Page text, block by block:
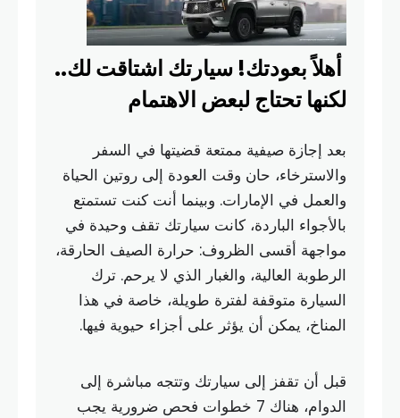
أهلاً بعودتك! سيارتك اشتاقت لك..
لكنها تحتاج لبعض الاهتمام
بعد إجازة صيفية ممتعة قضيتها في السفر
والاسترخاء، حان وقت العودة إلى روتين الحياة
والعمل في الإمارات. وبينما أنت كنت تستمتع
بالأجواء الباردة، كانت سيارتك تقف وحيدة في
مواجهة أقسى الظروف: حرارة الصيف الحارقة،
الرطوبة العالية، والغبار الذي لا يرحم. ترك
السيارة متوقفة لفترة طويلة، خاصة في هذا
المناخ، يمكن أن يؤثر على أجزاء حيوية فيها.
قبل أن تقفز إلى سيارتك وتتجه مباشرة إلى
الدوام، هناك 7 خطوات فحص ضرورية يجب